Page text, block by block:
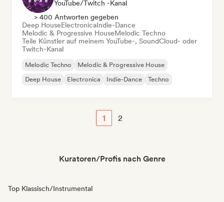
YouTube/Twitch -Kanal
> 400 Antworten gegeben
Deep HouseElectronicaIndie-Dance
Melodic & Progressive HouseMelodic Techno
Teile Künstler auf meinem YouTube-, SoundCloud- oder
Twitch-Kanal
Melodic Techno
Melodic & Progressive House
Deep House
Electronica Indie-Dance Techno
1 2
Kuratoren/Profis nach Genre
Top Klassisch/Instrumental